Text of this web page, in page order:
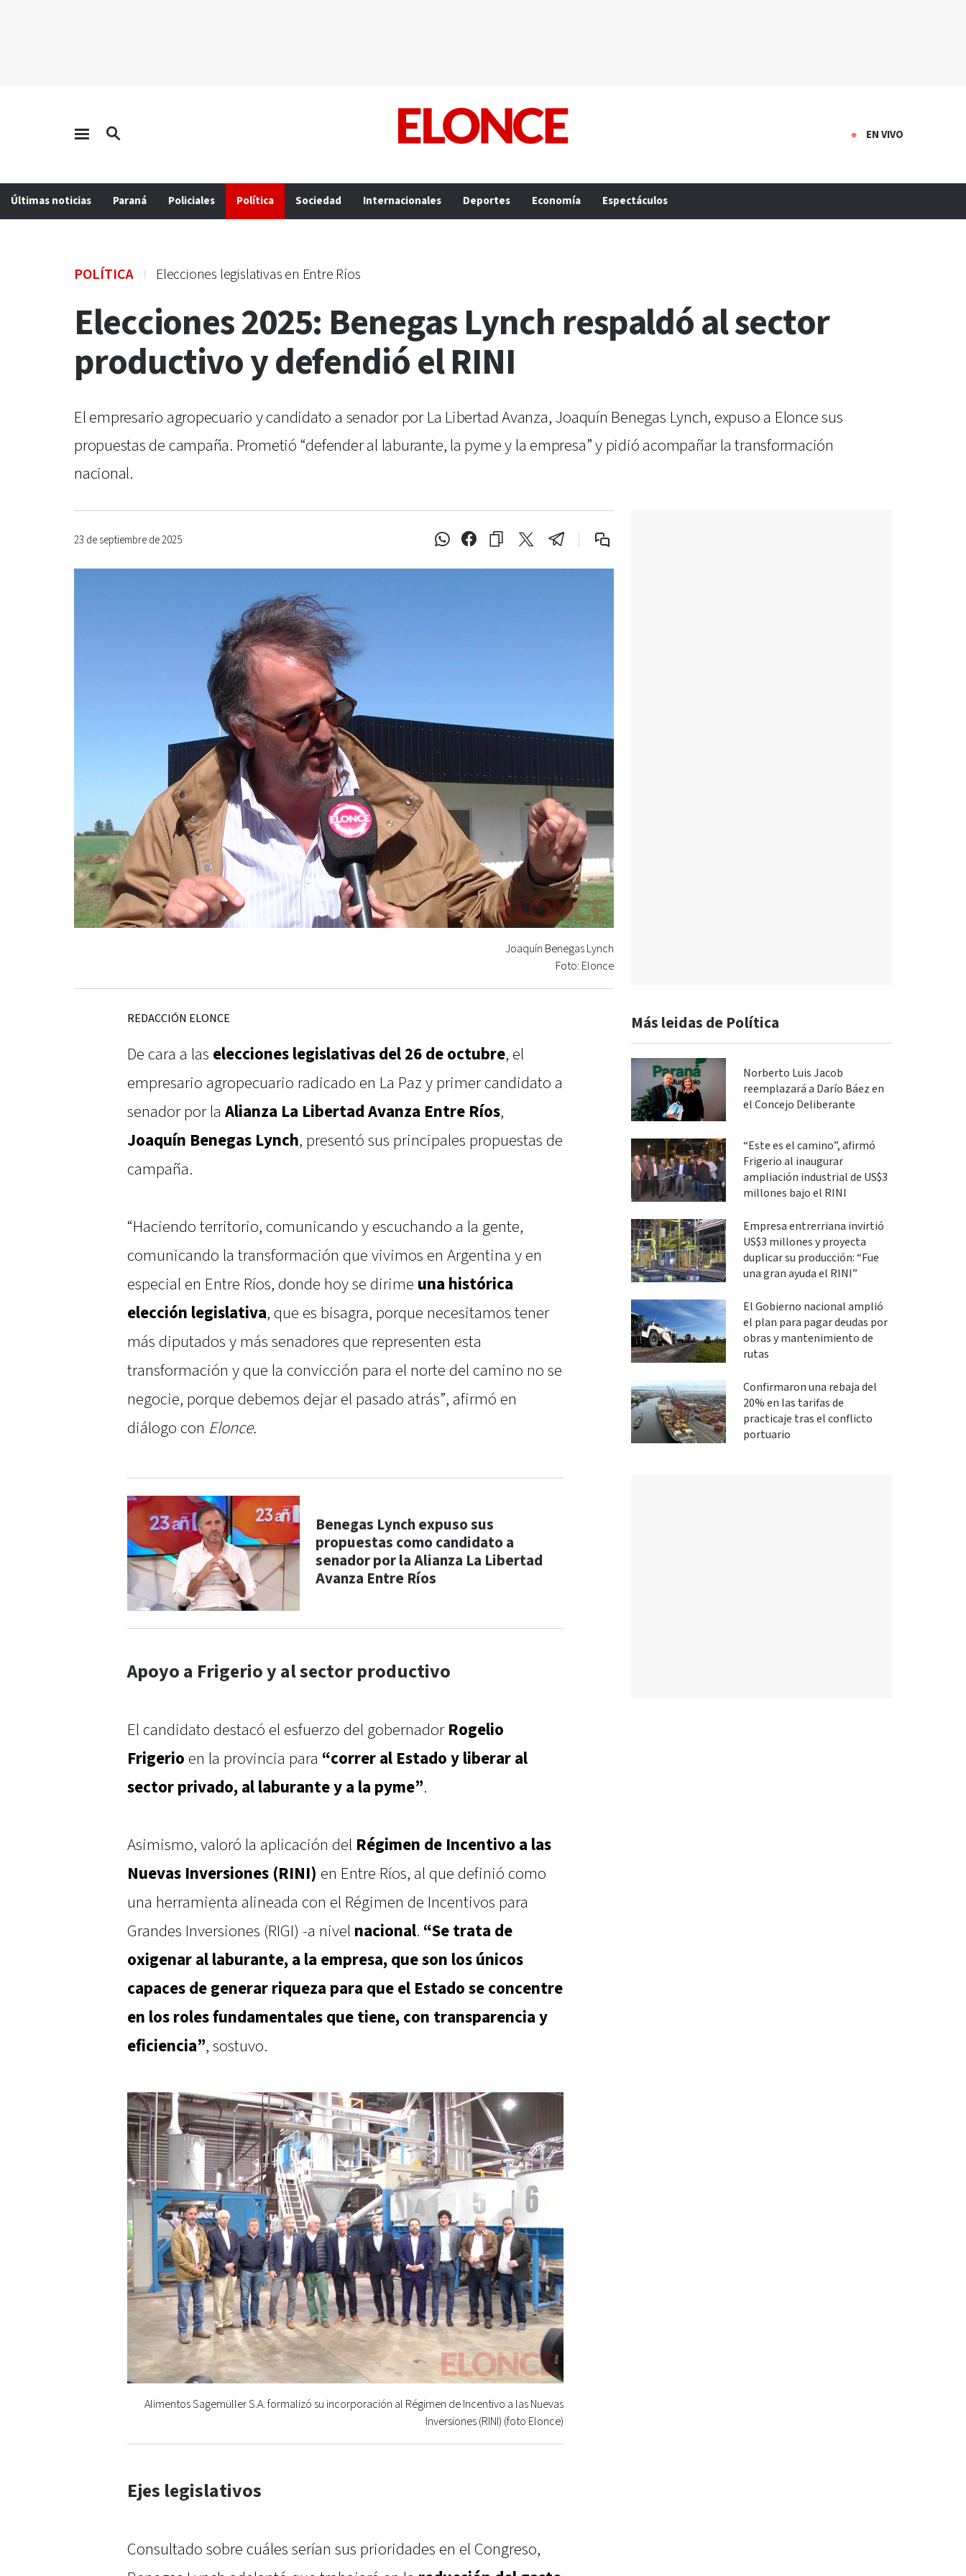
EN VIVO
Últimas noticias Paraná Policiales Política Sociedad Internacionales Deportes Economía Espectáculos
POLÍTICA Elecciones legislativas en Entre Ríos
Elecciones 2025: Benegas Lynch respaldó al sector
productivo y defendió el RINI
El empresario agropecuario y candidato a senador por La Libertad Avanza, Joaquín Benegas Lynch, expuso a Elonce sus
propuestas de campaña. Prometió “defender al laburante, la pyme y la empresa” y pidió acompañar la transformación
nacional.
23 de septiembre de 2025
Joaquín Benegas Lynch
Foto: Elonce
REDACCIÓN ELONCE
De cara a las elecciones legislativas del 26 de octubre, el
empresario agropecuario radicado en La Paz y primer candidato a
senador por la Alianza La Libertad Avanza Entre Ríos,
Joaquín Benegas Lynch, presentó sus principales propuestas de
campaña.
“Haciendo territorio, comunicando y escuchando a la gente,
comunicando la transformación que vivimos en Argentina y en
especial en Entre Ríos, donde hoy se dirime una histórica
elección legislativa, que es bisagra, porque necesitamos tener
más diputados y más senadores que representen esta
transformación y que la convicción para el norte del camino no se
negocie, porque debemos dejar el pasado atrás”, afirmó en
diálogo con Elonce.
Benegas Lynch expuso sus
propuestas como candidato a
senador por la Alianza La Libertad
Avanza Entre Ríos
Apoyo a Frigerio y al sector productivo
El candidato destacó el esfuerzo del gobernador Rogelio
Frigerio en la provincia para “correr al Estado y liberar al
sector privado, al laburante y a la pyme”.
Asimismo, valoró la aplicación del Régimen de Incentivo a las
Nuevas Inversiones (RINI) en Entre Ríos, al que definió como
una herramienta alineada con el Régimen de Incentivos para
Grandes Inversiones (RIGI) -a nivel nacional. “Se trata de
oxigenar al laburante, a la empresa, que son los únicos
capaces de generar riqueza para que el Estado se concentre
en los roles fundamentales que tiene, con transparencia y
eficiencia”, sostuvo.
Alimentos Sagemüller S.A. formalizó su incorporación al Régimen de Incentivo a las Nuevas
Inversiones (RINI) (foto Elonce)
Ejes legislativos
Consultado sobre cuáles serían sus prioridades en el Congreso,
Más leidas de Política
Norberto Luis Jacob
reemplazará a Darío Báez en
el Concejo Deliberante
“Este es el camino”, afirmó
Frigerio al inaugurar
ampliación industrial de US$3
millones bajo el RINI
Empresa entrerriana invirtió
US$3 millones y proyecta
duplicar su producción: “Fue
una gran ayuda el RINI”
El Gobierno nacional amplió
el plan para pagar deudas por
obras y mantenimiento de
rutas
Confirmaron una rebaja del
20% en las tarifas de
practicaje tras el conflicto
portuario